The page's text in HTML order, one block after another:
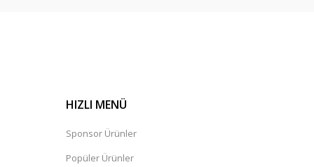
HIZLI MENÜ
Sponsor Ürünler
Popüler Ürünler